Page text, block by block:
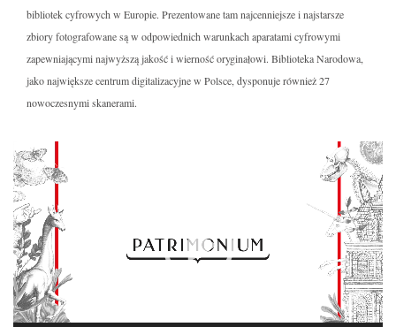
bibliotek cyfrowych w Europie. Prezentowane tam najcenniejsze i najstarsze
zbiory fotografowane są w odpowiednich warunkach aparatami cyfrowymi
zapewniającymi najwyższą jakość i wierność oryginałowi. Biblioteka Narodowa,
jako największe centrum digitalizacyjne w Polsce, dysponuje również 27
nowoczesnymi skanerami.
Odtwarzacz
video